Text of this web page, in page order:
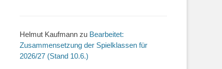
Helmut Kaufmann zu Bearbeitet:
Zusammensetzung der Spielklassen für
2026/27 (Stand 10.6.)